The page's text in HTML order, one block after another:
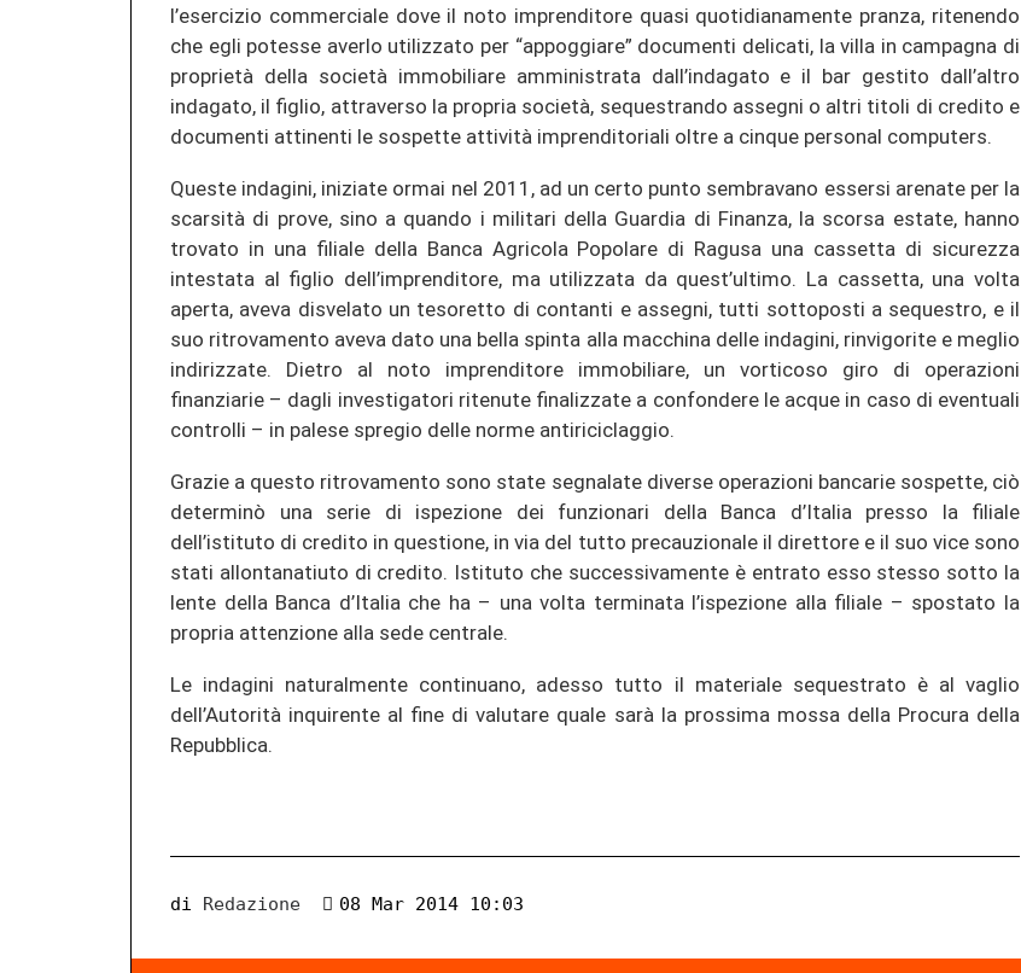
l’esercizio commerciale dove il noto imprenditore quasi quotidianamente pranza, ritenendo
che egli potesse averlo utilizzato per “appoggiare” documenti delicati, la villa in campagna di
proprietà della società immobiliare amministrata dall’indagato e il bar gestito dall’altro
indagato, il figlio, attraverso la propria società, sequestrando assegni o altri titoli di credito e
documenti attinenti le sospette attività imprenditoriali oltre a cinque personal computers.
Queste indagini, iniziate ormai nel 2011, ad un certo punto sembravano essersi arenate per la
scarsità di prove, sino a quando i militari della Guardia di Finanza, la scorsa estate, hanno
trovato in una filiale della Banca Agricola Popolare di Ragusa una cassetta di sicurezza
intestata al figlio dell’imprenditore, ma utilizzata da quest’ultimo. La cassetta, una volta
aperta, aveva disvelato un tesoretto di contanti e assegni, tutti sottoposti a sequestro, e il
suo ritrovamento aveva dato una bella spinta alla macchina delle indagini, rinvigorite e meglio
indirizzate. Dietro al noto imprenditore immobiliare, un vorticoso giro di operazioni
finanziarie – dagli investigatori ritenute finalizzate a confondere le acque in caso di eventuali
controlli – in palese spregio delle norme antiriciclaggio.
Grazie a questo ritrovamento sono state segnalate diverse operazioni bancarie sospette, ciò
determinò una serie di ispezione dei funzionari della Banca d’Italia presso la filiale
dell’istituto di credito in questione, in via del tutto precauzionale il direttore e il suo vice sono
stati allontanatiuto di credito. Istituto che successivamente è entrato esso stesso sotto la
lente della Banca d’Italia che ha – una volta terminata l’ispezione alla filiale – spostato la
propria attenzione alla sede centrale.
Le indagini naturalmente continuano, adesso tutto il materiale sequestrato è al vaglio
dell’Autorità inquirente al fine di valutare quale sarà la prossima mossa della Procura della
Repubblica.
di Redazione 08 Mar 2014 10:03